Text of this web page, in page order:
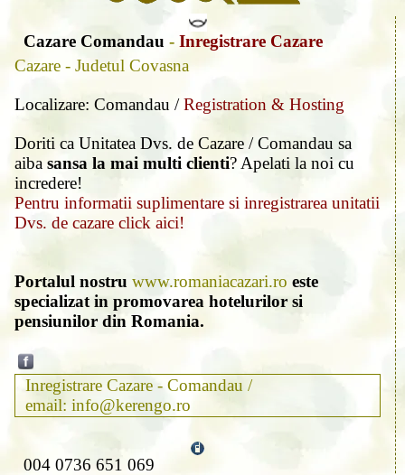
Cazare Comandau - Inregistrare Cazare
Cazare - Judetul Covasna
Localizare: Comandau /Registration & Hosting
Doriti ca Unitatea Dvs. de Cazare / Comandau sa
aiba sansa la mai multi clienti? Apelati la noi cu
incredere!
Pentru informatii suplimentare si inregistrarea unitatii
Dvs. de cazare click aici!
Portalul nostru www.romaniacazari.ro este
specializat in promovarea hotelurilor si
pensiunilor din Romania.
Inregistrare Cazare - Comandau /
email: info@kerengo.ro
004 0736 651 069